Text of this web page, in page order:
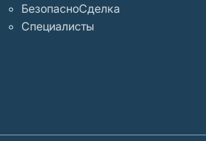
БезопасноСделка
Специалисты